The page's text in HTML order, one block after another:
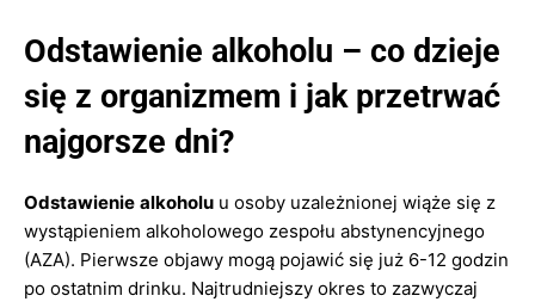
Odstawienie alkoholu – co dzieje
się z organizmem i jak przetrwać
najgorsze dni?
Odstawienie alkoholu u osoby uzależnionej wiąże się z
wystąpieniem alkoholowego zespołu abstynencyjnego
(AZA). Pierwsze objawy mogą pojawić się już 6-12 godzin
po ostatnim drinku. Najtrudniejszy okres to zazwyczaj